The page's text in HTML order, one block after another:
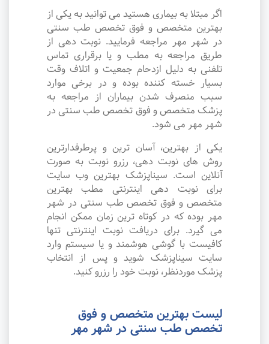
اگر مبتلا به بیماری هستید می توانید به یکی از
بهترین متخصص و فوق تخصص طب سنتی
در شهر مهر مراجعه فرمایید. نوبت دهی از
طریق مراجعه به مطب و یا برقراری تماس
تلفنی به دلیل ازدحام جمعیت و اتلاف وقت
بسیار خسته کننده بوده و در برخی موارد
سبب منصرف شدن بیماران از مراجعه به
پزشک متخصص و فوق تخصص طب سنتی در
شهر مهر می شود.
یکی از بهترین، آسان ترین و پرطرفدارترین
روش های نوبت دهی، رزرو نوبت به صورت
آنلاین است. سیناپزشک بهترین وب سایت
برای نوبت دهی اینترنتی مطب بهترین
متخصص و فوق تخصص طب سنتی در شهر
مهر بوده که در کوتاه ترین زمان ممکن انجام
می گیرد. برای دریافت نوبت اینترنتی تنها
کافیست با گوشی هوشمند و یا سیستم وارد
سایت سیناپزشک شوید و پس از انتخاب
پزشک موردنظر، نوبت خود را رزرو کنید.
لیست بهترین متخصص و فوق
تخصص طب سنتی در شهر مهر